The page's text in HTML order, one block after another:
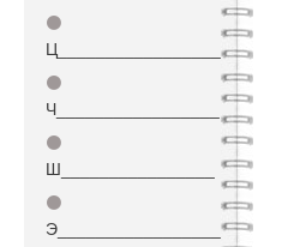
⚫
Ц_________________
⚫
Ч_________________
⚫
Ш________________
⚫
Э_________________